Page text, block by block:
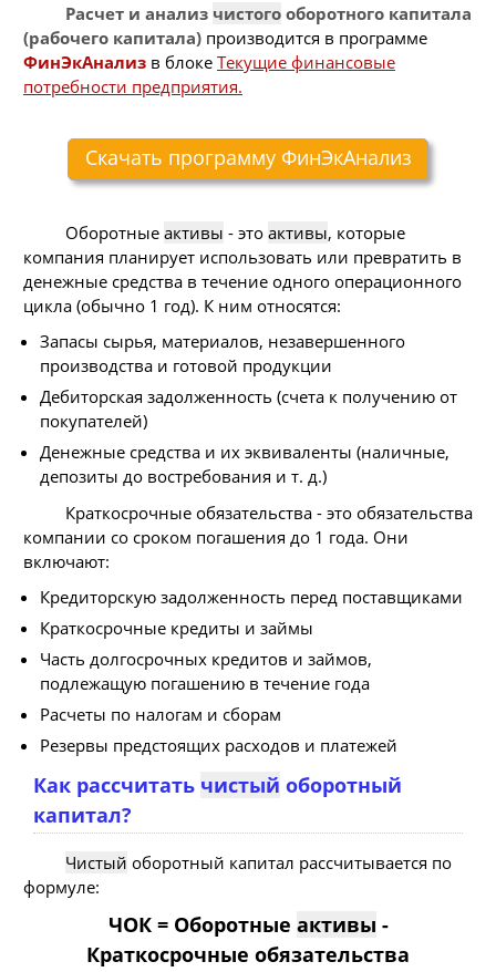
Расчет и анализ чистогооборотного капитала
(рабочего капитала) производится в программе
ФинЭкАнализ в блоке Текущие финансовые
потребности предприятия.
Скачать программу ФинЭкАнализ
Оборотные активы - это активы, которые
компания планирует использовать или превратить в
денежные средства в течение одного операционного
цикла (обычно 1 год). К ним относятся:
Запасы сырья, материалов, незавершенного
производства и готовой продукции
Дебиторская задолженность (счета к получению от
покупателей)
Денежные средства и их эквиваленты (наличные,
депозиты до востребования и т. д.)
Краткосрочные обязательства - это обязательства
компании со сроком погашения до 1 года. Они
включают:
Кредиторскую задолженность перед поставщиками
Краткосрочные кредиты и займы
Часть долгосрочных кредитов и займов,
подлежащую погашению в течение года
Расчеты по налогам и сборам
Резервы предстоящих расходов и платежей
Как рассчитать чистый оборотный
капитал?
Чистый оборотный капитал рассчитывается по
формуле:
ЧОК = Оборотные активы -
Краткосрочные обязательства